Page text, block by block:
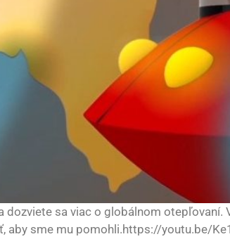
sa viac o globálnom otepľovaní.
aby sme mu pomohli.https://youtu.be/